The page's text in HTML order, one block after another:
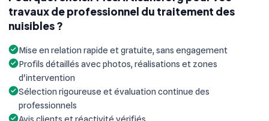
travaux de professionnel du traitement des
nuisibles ?
Mise en relation rapide et gratuite, sans engagement
Profils détaillés avec photos, réalisations et zones
d'intervention
Sélection rigoureuse et évaluation continue des
professionnels
Avis clients et réactivité vérifiés